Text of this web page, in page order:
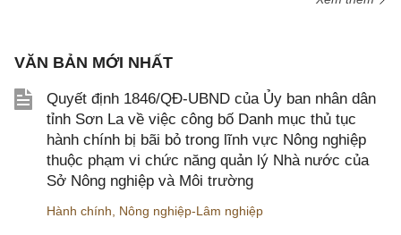
VĂN BẢN MỚI NHẤT
Quyết định 1846/QĐ-UBND của Ủy ban nhân dân
tỉnh Sơn La về việc công bố Danh mục thủ tục
hành chính bị bãi bỏ trong lĩnh vực Nông nghiệp
thuộc phạm vi chức năng quản lý Nhà nước của
Sở Nông nghiệp và Môi trường
Hành chính Nông nghiệp-Lâm nghiệp